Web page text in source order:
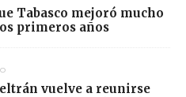
Tabasco mejoró mucho
primeros años
vuelve a reunirse